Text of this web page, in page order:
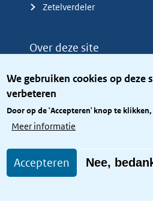
We gebruiken cookies op deze
verbeteren
Door op de 'Accepteren' knop te
Meer informatie
Accepteren Nee,
Zetelverdeler
Over deze site
Privacy
Toegang site openbaar
Toegankelijkheid